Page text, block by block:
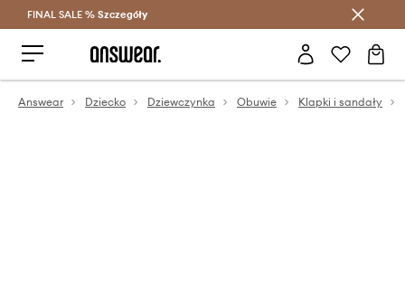
Oszczędzaj z Answear Club >
FINAL SALE % Szczegóły
Answear Dziecko Dziewczynka Obuwie Klapki i sandały